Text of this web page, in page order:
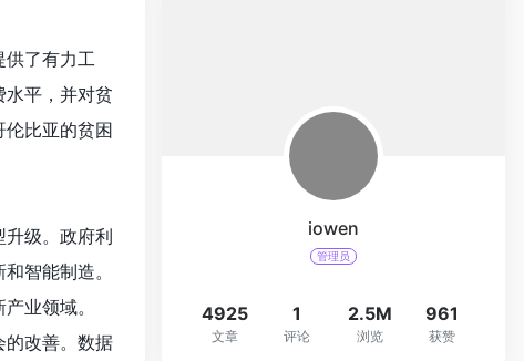
供了有力工
平，并对贫
比亚的贫困
级。政府利
智能制造。
业领域。
的改善。数据
iowen
管理员
4925
文章
1
评论
2.5M
浏览
961
获赞